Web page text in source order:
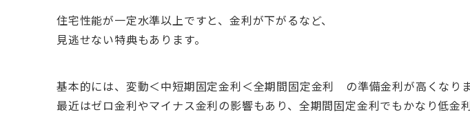
住宅性能が一定水準以上ですと、金利が下がるなど、
見逃せない特典もあります。
基本的には、変動＜中短期固定金利＜全期間固定金利 の準備金利が高くなりま
最近はゼロ金利やマイナス金利の影響もあり、全期間固定金利でもかなり低金利